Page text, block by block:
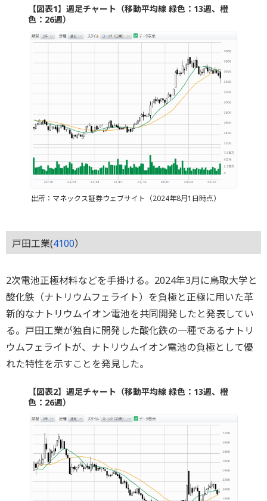
【図表1】週足チャート（移動平均線 緑色：13週、橙
色：26週）
出所：マネックス証券ウェブサイト（2024年8月1日時点）
戸田工業(4100）
2次電池正極材料などを手掛ける。2024年3月に鳥取大学と
酸化鉄（ナトリウムフェライト）を負極と正極に用いた革
新的なナトリウムイオン電池を共同開発したと発表してい
る。戸田工業が独自に開発した酸化鉄の一種であるナトリ
ウムフェライトが、ナトリウムイオン電池の負極として優
れた特性を示すことを発見した。
【図表2】週足チャート（移動平均線 緑色：13週、橙
色：26週）